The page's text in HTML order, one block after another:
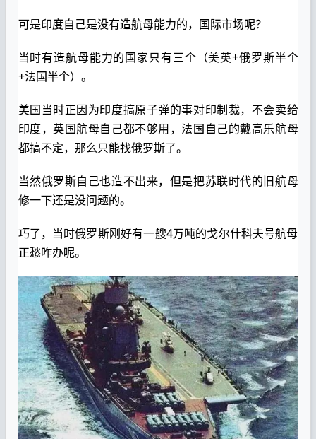
可是印度自己是没有造航母能力的，国际市场呢？
当时有造航母能力的国家只有三个（美英+俄罗斯半个
+法国半个）。
美国当时正因为印度搞原子弹的事对印制裁，不会卖给
印度，英国航母自己都不够用，法国自己的戴高乐航母
都搞不定，那么只能找俄罗斯了。
当然俄罗斯自己也造不出来，但是把苏联时代的旧航母
修一下还是没问题的。
巧了，当时俄罗斯刚好有一艘4万吨的戈尔什科夫号航母
正愁咋办呢。